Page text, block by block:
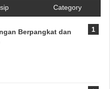
Category
Berpangkat dan